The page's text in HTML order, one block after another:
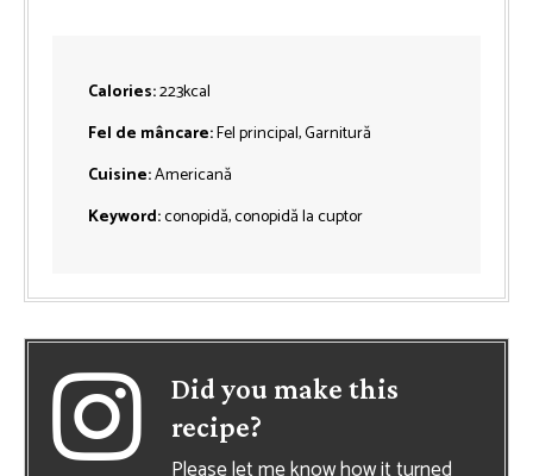
Calories:223kcal
Fel de mâncare:Fel principal, Garnitură
Cuisine:Americană
Keyword:conopidă, conopidă la cuptor
Did you make this
recipe?